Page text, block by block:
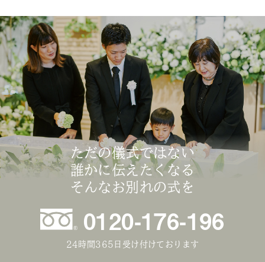
ただの儀式ではない
誰かに伝えたくなる
そんなお別れの式を
0120-176-196
24時間365日受け付けております